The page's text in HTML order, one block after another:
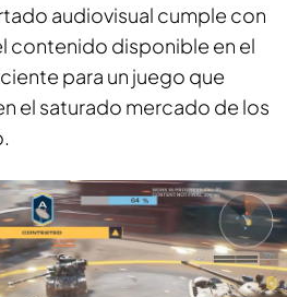
audiovisual cumple con
contenido disponible en el
para un juego que
el saturado mercado de los